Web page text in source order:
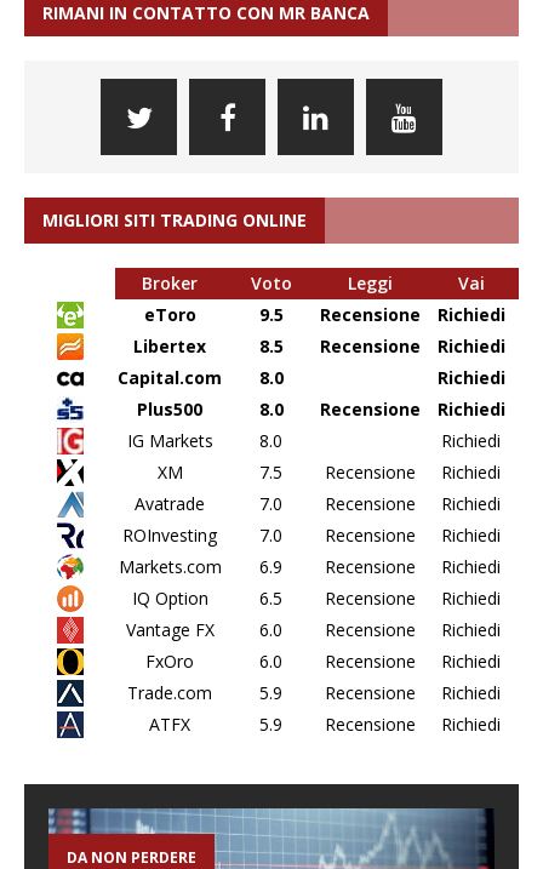
RIMANI IN CONTATTO CON MR BANCA
MIGLIORI SITI TRADING ONLINE
Broker Voto Leggi
Vai
eToro
9.5 Recensione
Richiedi
Libertex
8.5 Recensione
Richiedi
Capital.com
8.0
Richiedi
Plus500
8.0 Recensione
Richiedi
IG Markets
8.0
Richiedi
XM
7.5 Recensione
Richiedi
Avatrade
7.0 Recensione
Richiedi
ROInvesting
7.0 Recensione
Richiedi
Markets.com
6.9 Recensione
Richiedi
IQ Option
6.5 Recensione
Richiedi
Vantage FX
6.0 Recensione
Richiedi
FxOro
6.0 Recensione
Richiedi
Trade.com
5.9 Recensione
Richiedi
ATFX
5.9 Recensione Richiedi
DA NON PERDERE